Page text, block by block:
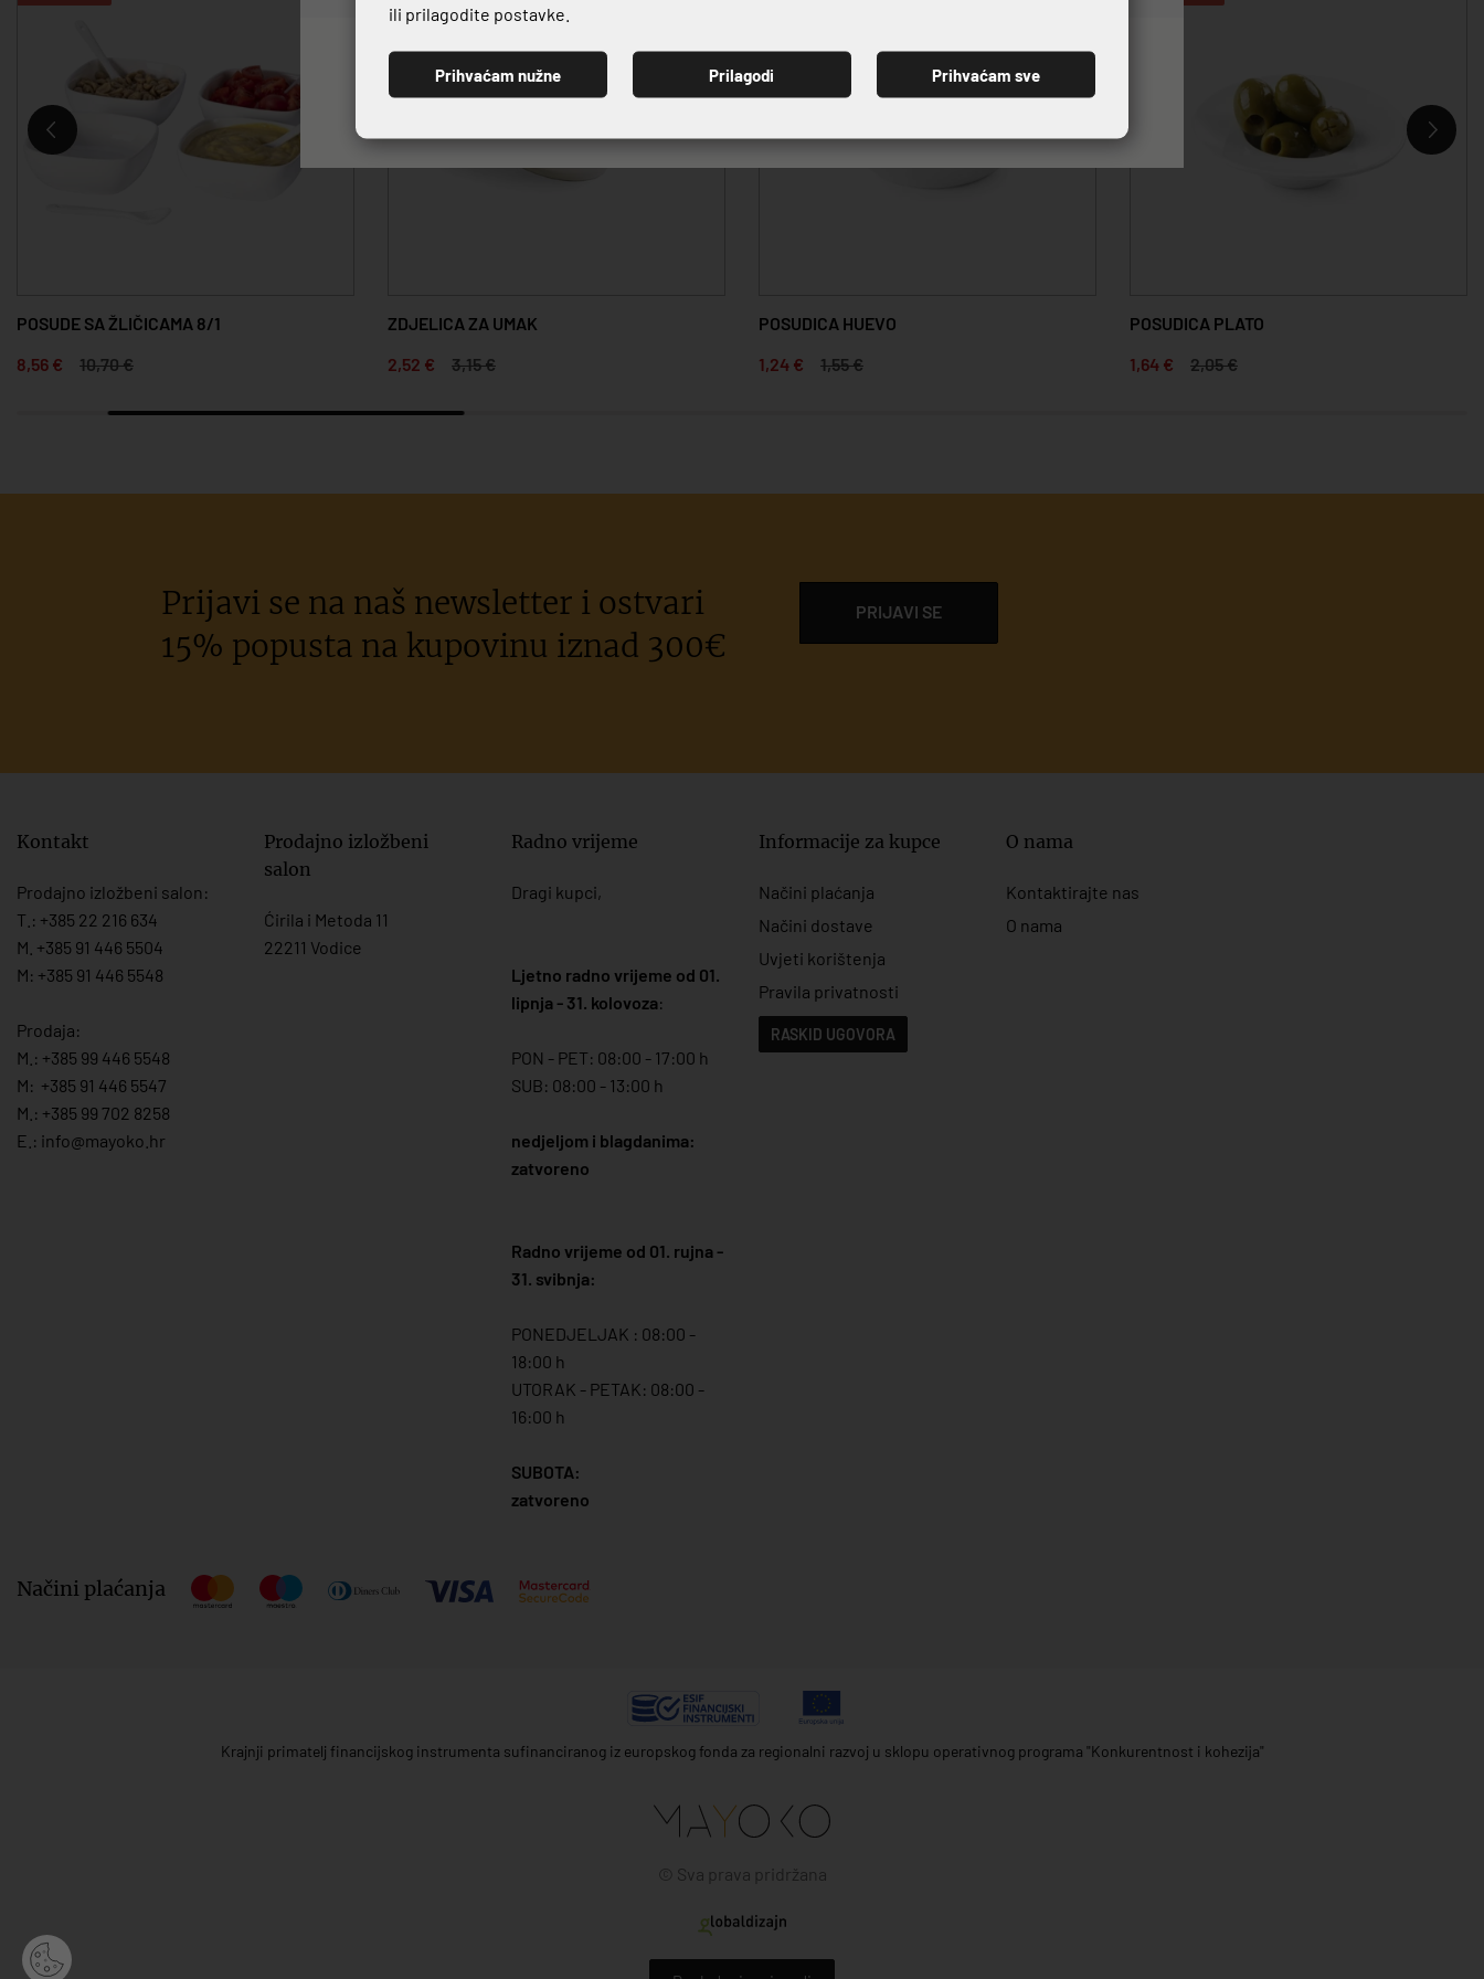
POSUDE SA ŽLIČICAMA 8/1
8,56 €
10,70 €
ZDJELICA ZA UMAK
2,52 €
3,15 €
POSUDICA HUEVO
1,24 €
1,55 €
POSUDICA PLATO
1,64 €
2,05 €
Prijavi se na naš newsletter i ostvari
15% popusta na kupovinu iznad 300€
PRIJAVI SE
Kontakt
Prodajno izložbeni salon:
T.: +385 22 216 634
M. +385 91 446 5504
M: +385 91 446 5548
Prodaja:
M.: +385 99 446 5548
M: +385 91 446 5547
M.: +385 99 702 8258
E.: info@mayoko. hr
Prodajno izložbeni
salon
Ćirila i Metoda 11
22211 Vodice
Radno vrijeme
Dragi kupci,
Ljetno radno vrijeme od 01.
lipnja - 31. kolovoza:
PON - PET: 08:00 - 17:00 h
SUB: 08:00 - 13:00 h
nedjeljom i blagdanima:
zatvoreno
Radno vrijeme od 01. rujna -
31. svibnja:
PONEDJELJAK : 08:00 -
18:00 h
UTORAK - PETAK: 08:00 -
16:00 h
SUBOTA:
zatvoreno
Informacije za kupce
Načini plaćanja
Načini dostave
Uvjeti korištenja
Pravila privatnosti
RASKID UGOVORA
O nama
Kontaktirajte nas
O nama
Načini plaćanja
Krajnji primatelj financijskog instrumenta sufinanciranog iz europskog fonda za regionalni razvoj u sklopu operativnog programa "Konkurentnost i kohezija"
© Sva prava pridržana
PRIJAVI SE
ili prilagodite postavke.
Prihvaćam nužne Prilagodi Prihvaćam sve